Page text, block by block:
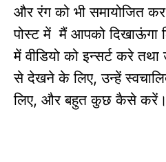
और रंग को भी समायोजित
पोस्ट में मैं आपको
मेंवीडियोको इन्सर्ट करे तथा
से देखने के लिए,उन्हें
लिए, और बहुत कुछ कैसे करें।